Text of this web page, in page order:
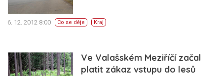
6. 12. 2012 8:00 Co se děje Kraj
Ve Valašském Meziříčí začal
platit zákaz vstupu do lesů